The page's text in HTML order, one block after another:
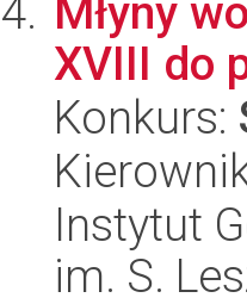
Młyny
XVIII do
Konkurs:
Instytut
im. S.